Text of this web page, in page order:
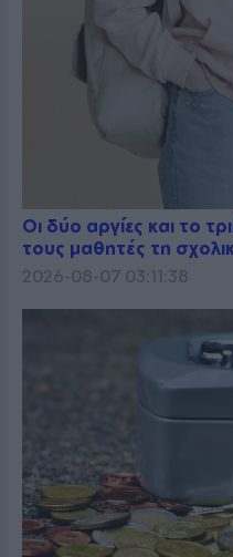
Οι δύο αργίες και το
τους μαθητές τη
2026-08-07 03:11:38